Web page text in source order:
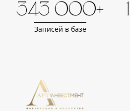
343 000+
Записей в базе